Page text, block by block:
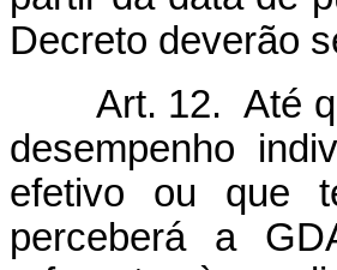
Decreto deverão
Art. 12. Até
desempenho
efetivo ou que
perceberá a